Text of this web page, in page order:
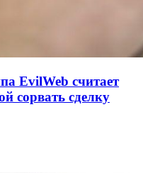
EvilWeb считает
сорвать сделку